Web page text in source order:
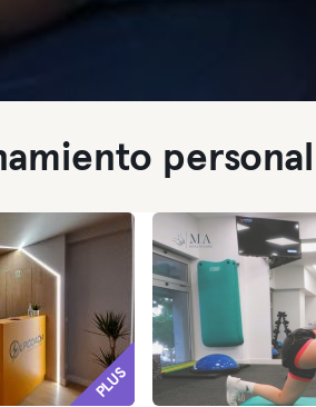
PLUS